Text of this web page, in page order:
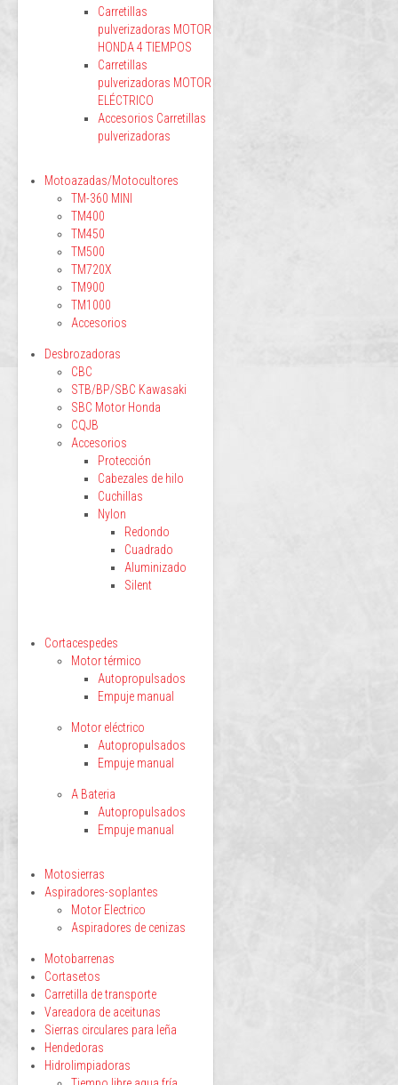
Carretillas
pulverizadoras MOTOR
HONDA 4 TIEMPOS
Carretillas
pulverizadoras MOTOR
ELÉCTRICO
Accesorios Carretillas
pulverizadoras
Motoazadas/Motocultores
TM-360 MINI
TM400
TM450
TM500
TM720X
TM900
TM1000
Accesorios
Desbrozadoras
CBC
STB/BP/SBC Kawasaki
SBC Motor Honda
CQJB
Accesorios
Protección
Cabezales de hilo
Cuchillas
Nylon
Redondo
Cuadrado
Aluminizado
Silent
Cortacespedes
Motor térmico
Autopropulsados
Empuje manual
Motor eléctrico
Autopropulsados
Empuje manual
A Bateria
Autopropulsados
Empuje manual
Motosierras
Aspiradores-soplantes
Motor Electrico
Aspiradores de cenizas
Motobarrenas
Cortasetos
Carretilla de transporte
Vareadora de aceitunas
Sierras circulares para leña
Hendedoras
Hidrolimpiadoras